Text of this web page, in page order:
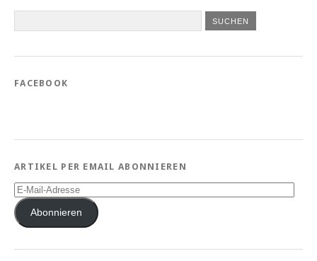
FACEBOOK
ARTIKEL PER EMAIL ABONNIEREN
E-
Mail-
AdresseAbonnieren